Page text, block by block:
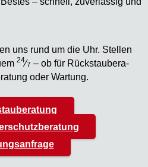
uns rund um die Uhr. Stel­len
24⁄7 – ob für Rück­stau­be­ra­
oder War­tung.